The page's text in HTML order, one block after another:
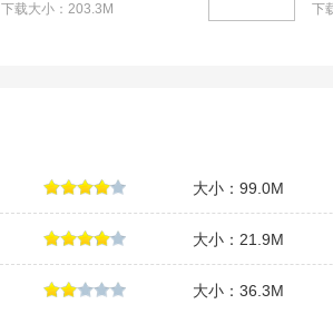
下载大小：203.3M 下
大小：99.0M
大小：21.9M
大小：36.3M